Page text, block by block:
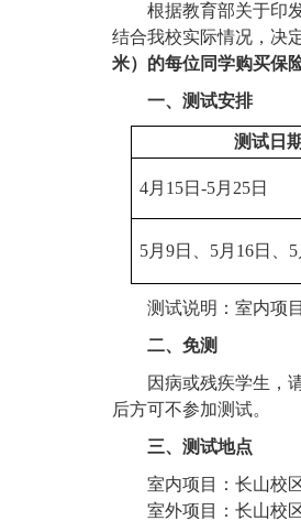
根据教育部关于印
结合我校实际情况，决
米）的每位同学购买保
一、测试安排
测试日期
4月15日-5月25日
5月9日、5月16日、5
测试说明：室内项
二、免测
因病或残疾学生，
后方可不参加测试。
三、测试地点
室内项目：长山校
室外项目：长山校